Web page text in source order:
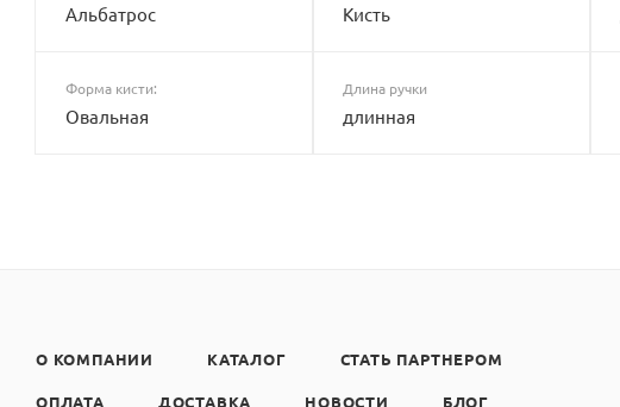
Альбатрос Кисть
Форма кисти:
Овальная
Длина ручки
длинная
О КОМПАНИИ КАТАЛОГ СТАТЬ ПАРТНЕРОМ
ОПЛАТА ДОСТАВКА НОВОСТИ БЛОГ